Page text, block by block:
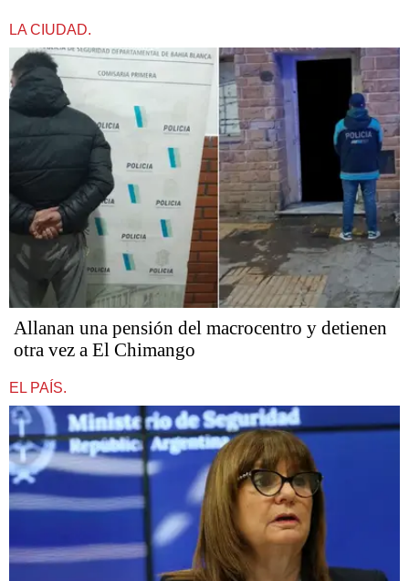
LA CIUDAD.
Allanan una pensión del macrocentro y detienen
otra vez a El Chimango
EL PAÍS.